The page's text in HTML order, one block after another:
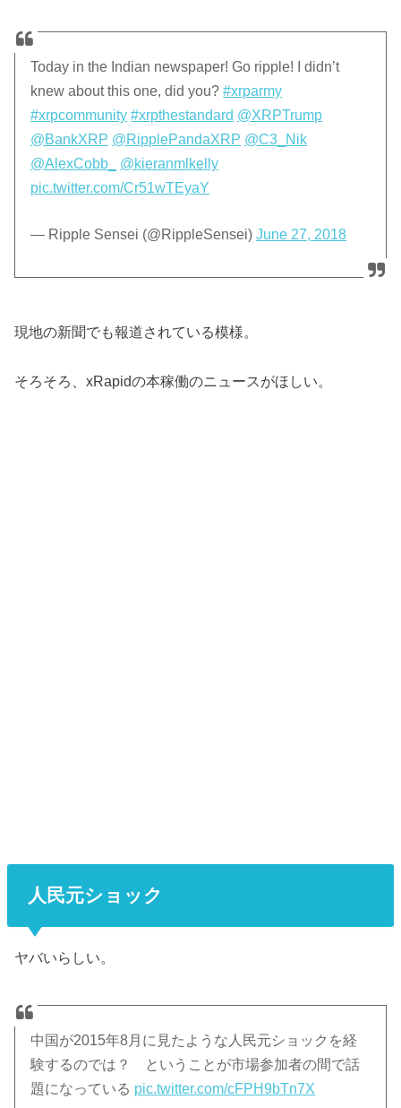
Today in the Indian newspaper! Go ripple! I didn’t
knew about this one, did you?#xrparmy
#xrpcommunity #xrpthestandard @XRPTrump
@BankXRP @RipplePandaXRP @C3_Nik
@AlexCobb_
@kieranmlkelly
pic.twitter.com/Cr51wTEyaY
— Ripple Sensei (@RippleSensei)June 27, 2018
現地の新聞でも報道されている模様。
そろそろ、xRapidの本稼働のニュースがほしい。
人民元ショック
ヤバいらしい。
中国が2015年8月に見たような人民元ショックを経
験するのでは？ ということが市場参加者の間で話
題になっている pic.twitter.com/cFPH9bTn7X